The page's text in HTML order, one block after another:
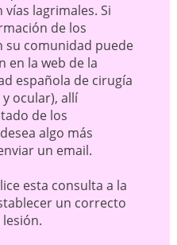
vías lagrimales. Si
de los
su comunidad puede
en la web de la
española de cirugía
ocular), allí
de los
algo más
un email.
esta consulta a la
un correcto